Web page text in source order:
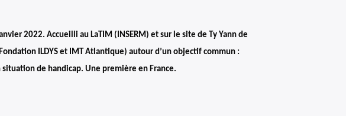
2022. Accueilli au LaTIM (INSERM) et sur le site de Ty Yann de
ILDYS et IMT Atlantique) autour d’un objectif commun :
de handicap. Une première en France.